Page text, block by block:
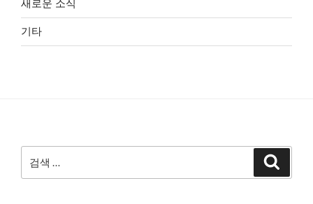
새로운 소식
기타
색: